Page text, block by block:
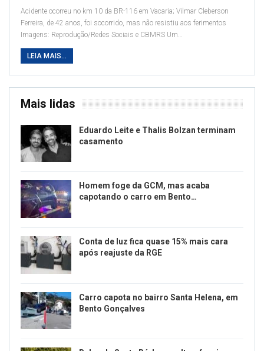
Acidente ocorreu no km 10 da BR-116 em Vacaria; Vilmar Cleberson
Ferreira, de 42 anos, foi socorrido, mas não resistiu aos ferimentos
Imagens: Reprodução/Redes Sociais e CBMRS Um…
LEIA MAIS...
Mais lidas
Eduardo Leite e Thalis Bolzan terminam
casamento
Homem foge da GCM, mas acaba
capotando o carro em Bento…
Conta de luz fica quase 15% mais cara
após reajuste da RGE
Carro capota no bairro Santa Helena, em
Bento Gonçalves